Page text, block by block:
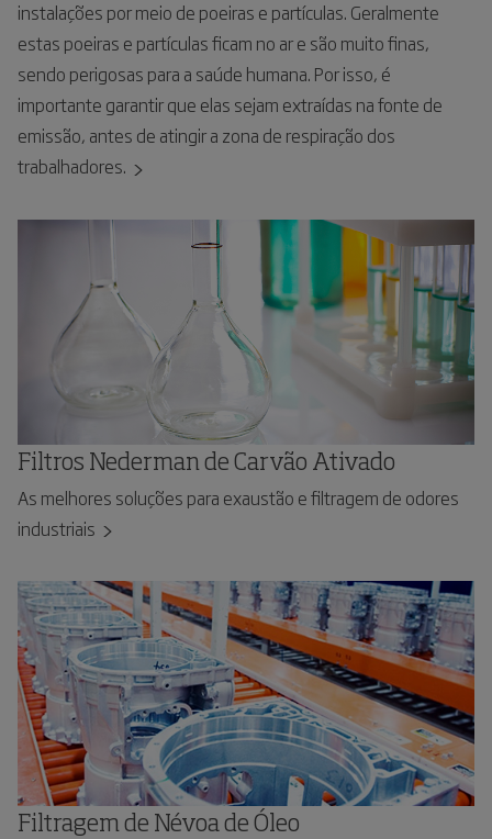
instalações por meio de poeiras e partículas. Geralmente
estas poeiras e partículas ficam no ar e são muito finas,
sendo perigosas para a saúde humana. Por isso, é
importante garantir que elas sejam extraídas na fonte de
emissão, antes de atingir a zona de respiração dos
trabalhadores.
Filtros Nederman de Carvão Ativado
As melhores soluções para exaustão e filtragem de odores
industriais
Filtragem de Névoa de Óleo